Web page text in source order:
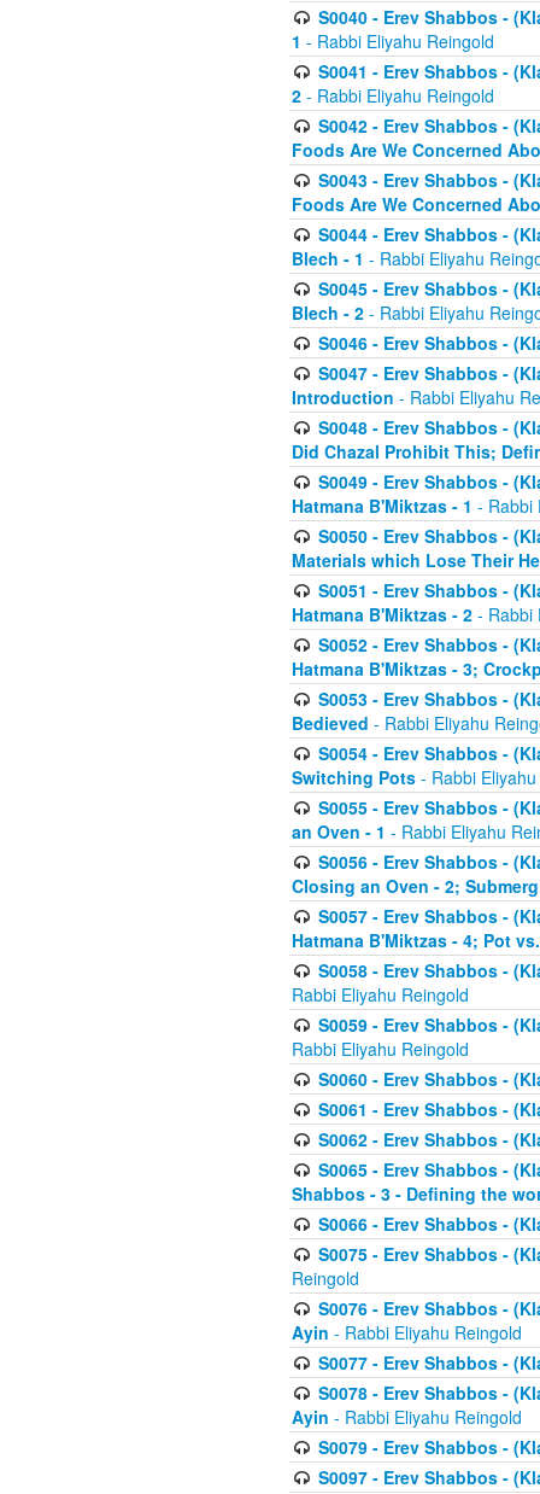
S0040 - Erev Shabbos -
1 - Rabbi Eliyahu Reingold
S0041 - Erev Shabbos -
2 - Rabbi Eliyahu Reingold
S0042 - Erev Shabbos -
Foods Are We Concerned
S0043 - Erev Shabbos -
Foods Are We Concerned
S0044 - Erev Shabbos -
Blech - 1 - Rabbi Eliyahu
S0045 - Erev Shabbos -
Blech - 2 - Rabbi Eliyahu
S0046 - Erev Shabbos -
S0047 - Erev Shabbos -
Introduction - Rabbi Eliyahu
S0048 - Erev Shabbos -
Did Chazal Prohibit This;
S0049 - Erev Shabbos -
Hatmana B'Miktzas - 1 - Rabbi
S0050 - Erev Shabbos -
Materials which Lose Their
S0051 - Erev Shabbos -
Hatmana B'Miktzas - 2 - Rabbi
S0052 - Erev Shabbos -
Hatmana B'Miktzas - 3;
S0053 - Erev Shabbos -
Bedieved - Rabbi Eliyahu
S0054 - Erev Shabbos -
Switching Pots - Rabbi
S0055 - Erev Shabbos -
an Oven - 1 - Rabbi Eliyahu
S0056 - Erev Shabbos -
Closing an Oven - 2;
S0057 - Erev Shabbos -
Hatmana B'Miktzas - 4; Pot
S0058 - Erev Shabbos -
Rabbi Eliyahu Reingold
S0059 - Erev Shabbos -
Rabbi Eliyahu Reingold
S0060 - Erev Shabbos -
S0061 - Erev Shabbos -
S0062 - Erev Shabbos -
S0065 - Erev Shabbos -
Shabbos - 3 - Defining the
S0066 - Erev Shabbos -
S0075 - Erev Shabbos -
Reingold
S0076 - Erev Shabbos -
Ayin - Rabbi Eliyahu Reingold
S0077 - Erev Shabbos -
S0078 - Erev Shabbos -
Ayin - Rabbi Eliyahu Reingold
S0079 - Erev Shabbos -
S0097 - Erev Shabbos -